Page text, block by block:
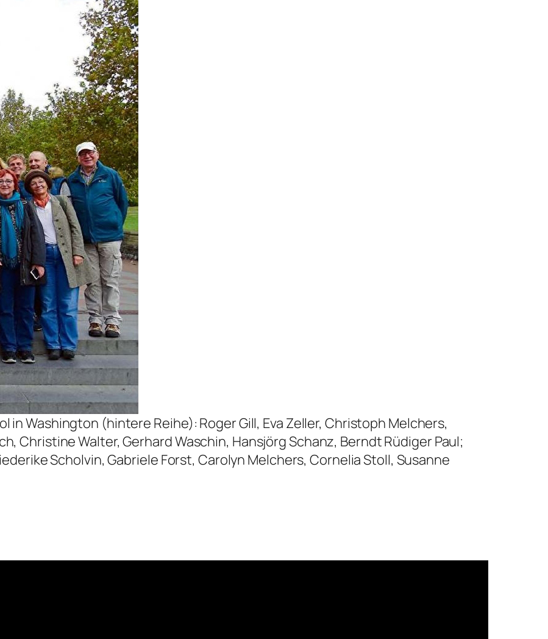
in Washington (hintere Reihe): Roger Gill, Eva Zeller, Christoph Melchers,
Christine Walter, Gerhard Waschin, Hansjörg Schanz, Berndt Rüdiger Paul;
Scholvin, Gabriele Forst, Carolyn Melchers, Cornelia Stoll, Susanne